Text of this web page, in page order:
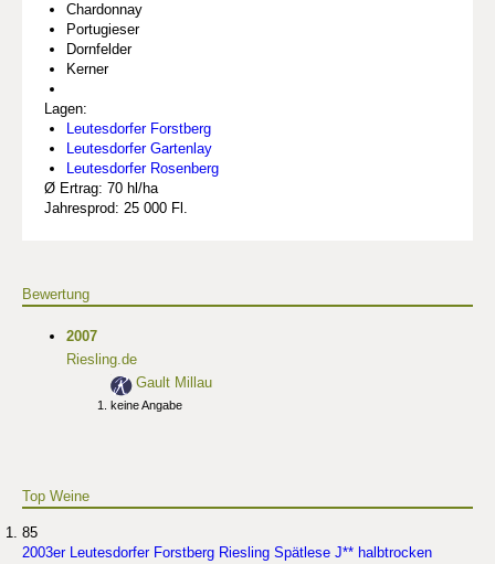
Chardonnay
Portugieser
Dornfelder
Kerner
Lagen:
Leutesdorfer Forstberg
Leutesdorfer Gartenlay
Leutesdorfer Rosenberg
Ø Ertrag: 70 hl/ha
Jahresprod: 25 000 Fl.
Bewertung
2007
Riesling.de
Gault Millau
keine Angabe
Top Weine
85
2003er Leutesdorfer Forstberg Riesling Spätlese J** halbtrocken